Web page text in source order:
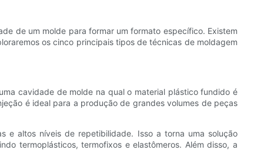
de um molde para formar um formato específico. Existem
os cinco principais tipos de técnicas de moldagem
cavidade de molde na qual o material plástico fundido é
é ideal para a produção de grandes volumes de peças
e altos níveis de repetibilidade. Isso a torna uma solução
termoplásticos, termofixos e elastômeros. Além disso, a